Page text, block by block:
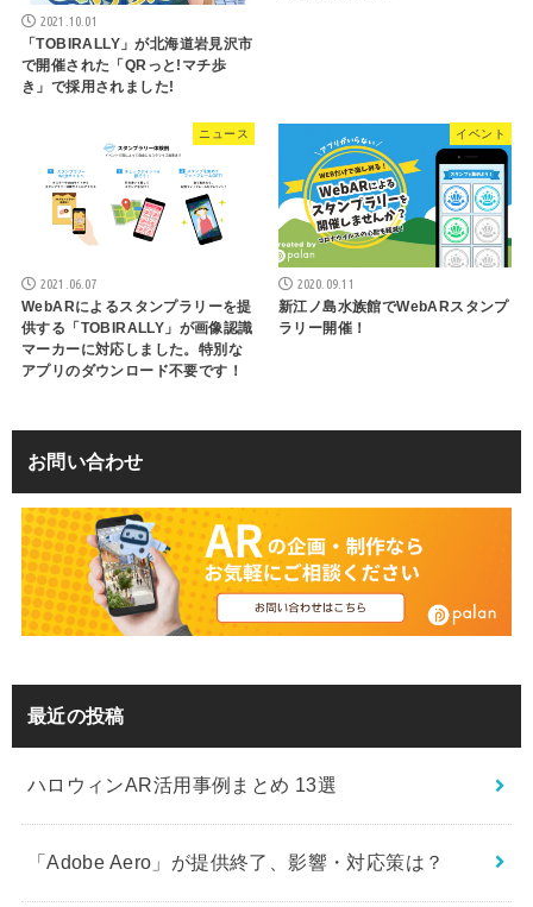
2021.10.01
「TOBIRALLY」が北海道岩見沢市
で開催された「QRっと!マチ歩
き」で採用されました!
ニュース
2021.06.07
WebARによるスタンプラリーを提
供する「TOBIRALLY」が画像認識
マーカーに対応しました。特別な
アプリのダウンロード不要です！
イベント
2020.09.11
新江ノ島水族館でWebARスタンプ
ラリー開催！
お問い合わせ
最近の投稿
ハロウィンAR活用事例まとめ 13選
「Adobe Aero」が提供終了、影響・対応策は？